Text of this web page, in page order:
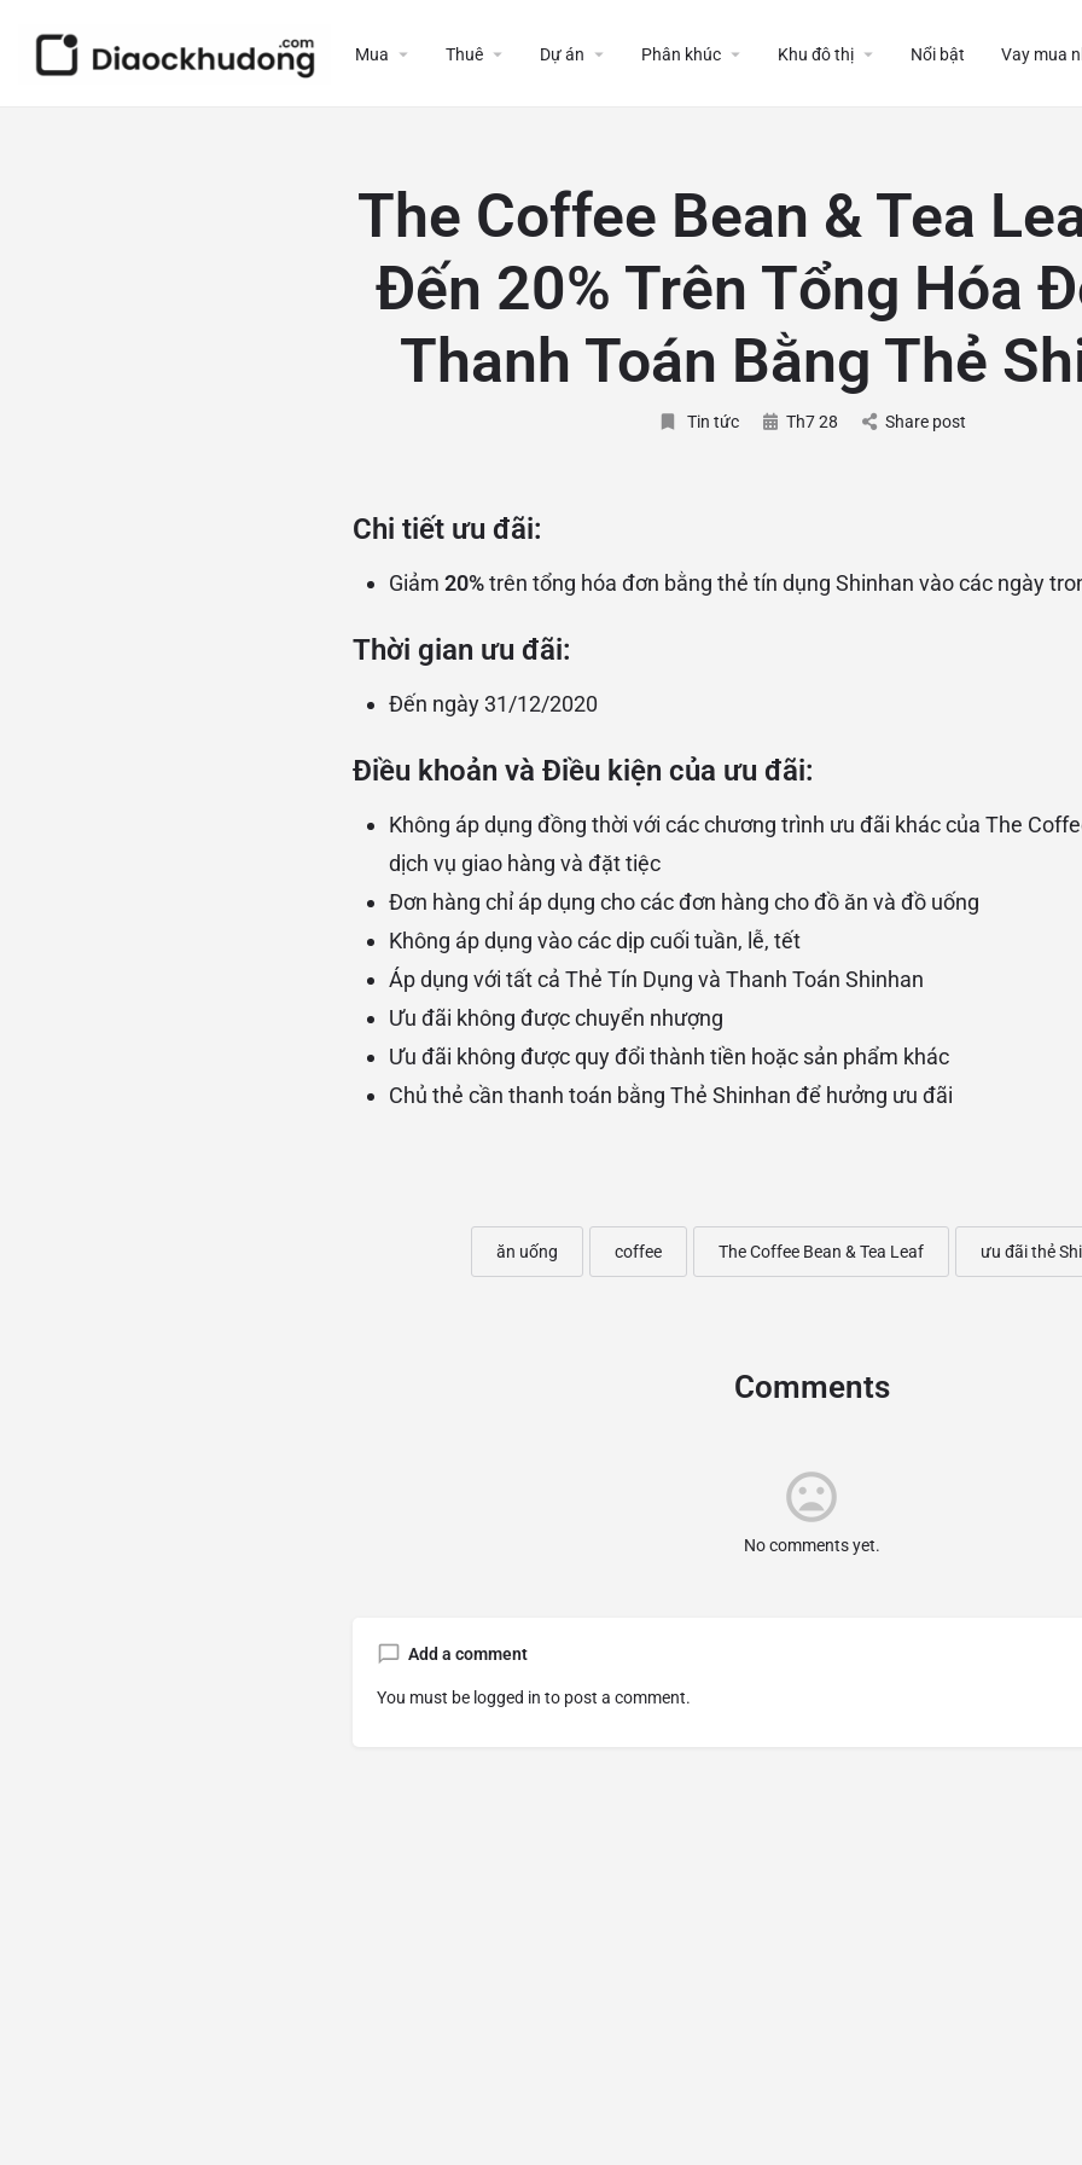
Mua Thuê Dự án Phân khúc Khu đô thị Nổi bật Vay mua
The Coffee Bean & Tea
Đến 20% Trên Tổng Hóa
Thanh Toán Bằng Thẻ
Tin tức Th7 28 Share post
Chi tiết ưu đãi:
Giảm 20%trên tổng hóa đơn bằng thẻ tín dụng Shinhan vào các ngày
Thời gian ưu đãi:
Đến ngày 31/12/2020
Điều khoản và Điều kiện của ưu đãi:
Không áp dụng đồng thời với các chương trình ưu đãi khác của The
dịch vụ giao hàng và đặt tiệc
Đơn hàng chỉ áp dụng cho các đơn hàng cho đồ ăn và đồ uống
Không áp dụng vào các dịp cuối tuần, lễ, tết
Áp dụng với tất cả Thẻ Tín Dụng và Thanh Toán Shinhan
Ưu đãi không được chuyển nhượng
Ưu đãi không được quy đổi thành tiền hoặc sản phẩm khác
Chủ thẻ cần thanh toán bằng Thẻ Shinhan để hưởng ưu đãi
ăn uống coffee The Coffee Bean & Tea Leaf ưu đãi thẻ
Comments
No comments yet.
Add a comment
You must be logged in to post a comment.